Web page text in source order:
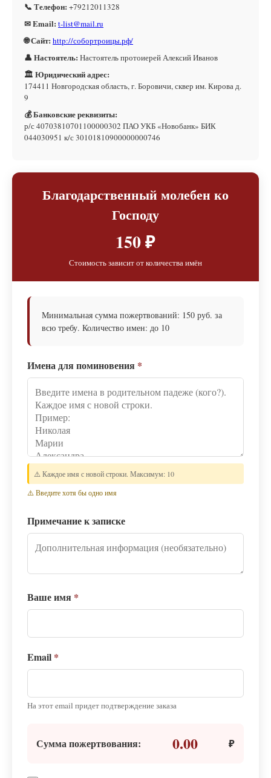
📞 Телефон: +79212011328
✉ Email: t-list@mail.ru
🌐 Сайт: http://собортроицы.рф/
👤 Настоятель: Настоятель протоиерей Алексий Иванов
🏛 Юридический адрес:
174411 Новгородская область, г. Боровичи, сквер им. Кирова д.
9
💰 Банковские реквизиты:
р/с 40703810701100000302 ПАО УКБ «Новобанк» БИК
044030951 к/с 30101810900000000746
Благодарственный молебен ко
Господу
150 ₽
Стоимость зависит от количества имён
Минимальная сумма пожертвований: 150 руб. за
всю требу. Количество имен: до 10
Имена для поминовения *
⚠️ Каждое имя с новой строки. Максимум: 10
⚠️ Введите хотя бы одно имя
Примечание к записке
Ваше имя *
Email *
На этот email придет подтверждение заказа
Сумма пожертвования: 0.00 ₽